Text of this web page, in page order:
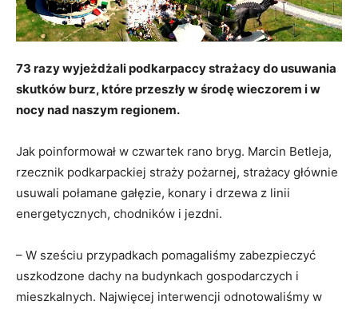
73 razy wyjeżdżali podkarpaccy strażacy do usuwania
skutków burz, które przeszły w środę wieczorem i w
nocy nad naszym regionem.
Jak poinformował w czwartek rano bryg. Marcin Betleja,
rzecznik podkarpackiej straży pożarnej, strażacy głównie
usuwali połamane gałęzie, konary i drzewa z linii
energetycznych, chodników i jezdni.
– W sześciu przypadkach pomagaliśmy zabezpieczyć
uszkodzone dachy na budynkach gospodarczych i
mieszkalnych. Najwięcej interwencji odnotowaliśmy w